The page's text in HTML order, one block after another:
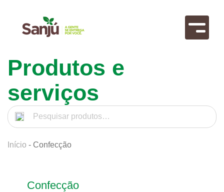
Produtos e
serviços
Pesquisar
por:
Início - Confecção
Confecção